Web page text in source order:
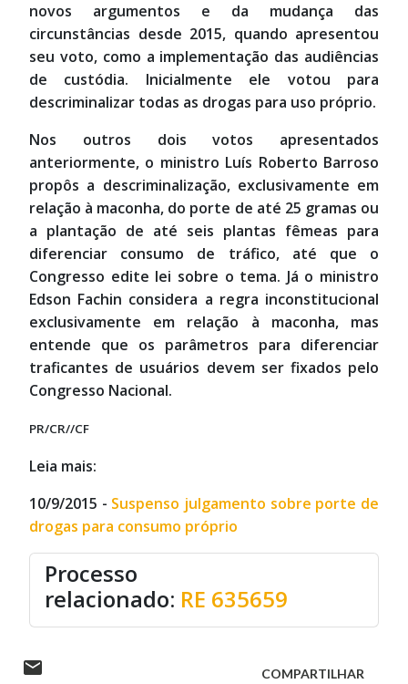
novos argumentos e da mudança das
circunstâncias desde 2015, quando apresentou
seu voto, como a implementação das audiências
de custódia. Inicialmente ele votou para
descriminalizar todas as drogas para uso próprio.
Nos outros dois votos apresentados
anteriormente, o ministro Luís Roberto Barroso
propôs a descriminalização, exclusivamente em
relação à maconha, do porte de até 25 gramas ou
a plantação de até seis plantas fêmeas para
diferenciar consumo de tráfico, até que o
Congresso edite lei sobre o tema. Já o ministro
Edson Fachin considera a regra inconstitucional
exclusivamente em relação à maconha, mas
entende que os parâmetros para diferenciar
traficantes de usuários devem ser fixados pelo
Congresso Nacional.
PR/CR//CF
Leia mais:
10/9/2015 - Suspenso julgamento sobre porte de
drogas para consumo próprio
Processo
relacionado: RE 635659
COMPARTILHAR